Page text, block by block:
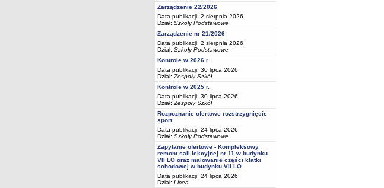
Zarządzenie 22/2026
Data publikacji: 2 sierpnia 2026
Dział: Szkoły Podstawowe
Zarządzenie nr 21/2026
Data publikacji: 2 sierpnia 2026
Dział: Szkoły Podstawowe
Kontrole w 2026 r.
Data publikacji: 30 lipca 2026
Dział: Zespoły Szkół
Kontrole w 2025 r.
Data publikacji: 30 lipca 2026
Dział: Zespoły Szkół
Rozpoznanie ofertowe rozstrzygnięcie
sport
Data publikacji: 24 lipca 2026
Dział: Szkoły Podstawowe
Zapytanie ofertowe - Kompleksowy
remont sali lekcyjnej nr 11 w budynku
VII LO oraz malowanie części klatki
schodowej w budynku VII LO.
Data publikacji: 24 lipca 2026
Dział: Licea